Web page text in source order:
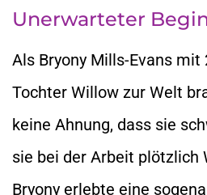
Unerwarteter
Als Bryony Mills-Evans mit
Tochter Willow zur Welt
keine Ahnung, dass sie
sie bei der Arbeit plötzlich
Bryony erlebte eine